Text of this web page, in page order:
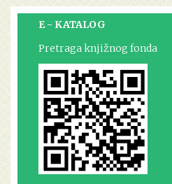
E - KATALOG
Pretraga knjižnog fonda